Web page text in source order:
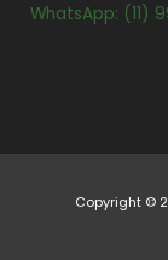
WhatsApp: (11)
Copyright ©